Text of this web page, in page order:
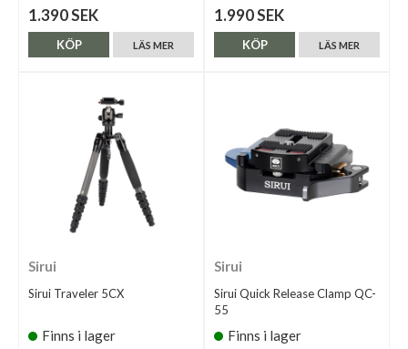
1.390 SEK
LÄS MER
KÖP
1.990 SEK
LÄS MER
KÖP
Sirui
Sirui Traveler 5CX
Finns i lager
Sirui
Sirui Quick Release Clamp QC-
55
Finns i lager